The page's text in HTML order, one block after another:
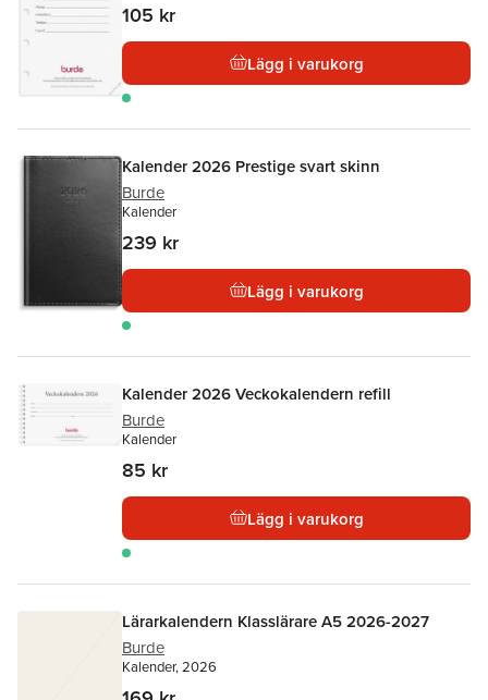
105 kr
Lägg i varukorg
Kalender 2026 Prestige svart skinn
Burde
Kalender
239 kr
Lägg i varukorg
Kalender 2026 Veckokalendern refill
Burde
Kalender
85 kr
Lägg i varukorg
Lärarkalendern Klasslärare A5 2026-2027
Burde
Kalender, 2026